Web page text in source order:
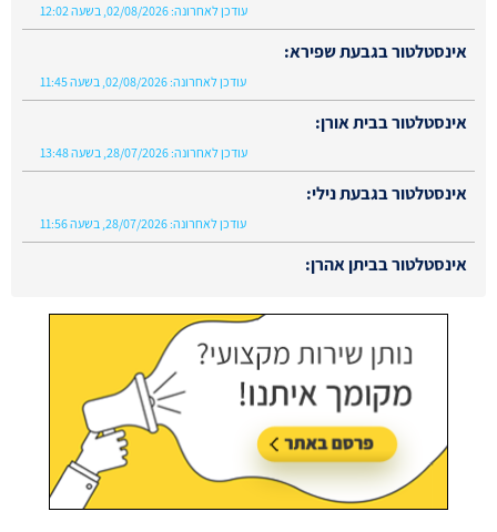
עודכן לאחרונה: 02/08/2026, בשעה 12:02
אינסטלטור בגבעת שפירא:
עודכן לאחרונה: 02/08/2026, בשעה 11:45
אינסטלטור בבית אורן:
עודכן לאחרונה: 28/07/2026, בשעה 13:48
אינסטלטור בגבעת נילי:
עודכן לאחרונה: 28/07/2026, בשעה 11:56
אינסטלטור בביתן אהרן: